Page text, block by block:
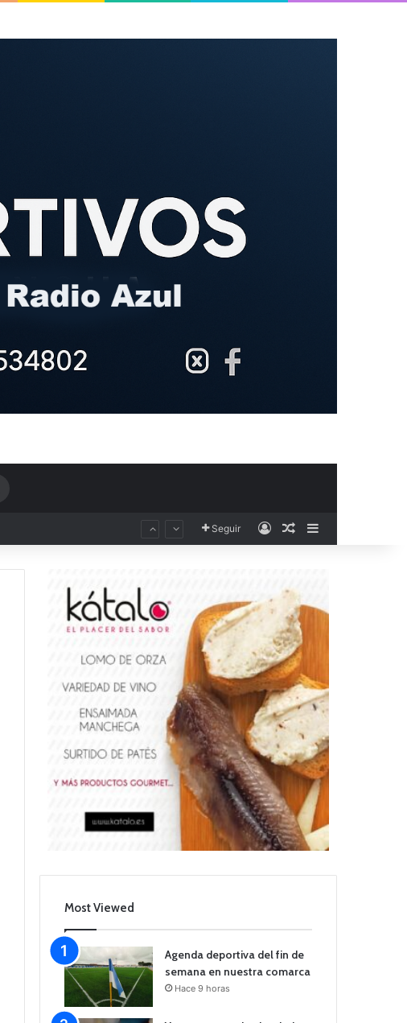
Seguir AccesoPublicación al
Most Viewed
Agenda deportiva del fin de
semana en nuestra comarca
Hace 9 horas